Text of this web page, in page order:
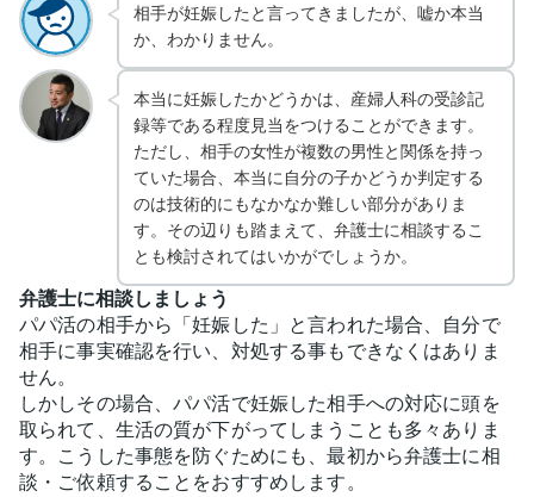
相手が妊娠したと言ってきましたが、嘘か本当
か、わかりません。
本当に妊娠したかどうかは、産婦人科の受診記
録等である程度見当をつけることができます。
ただし、相手の女性が複数の男性と関係を持っ
ていた場合、本当に自分の子かどうか判定する
のは技術的にもなかなか難しい部分がありま
す。その辺りも踏まえて、弁護士に相談するこ
とも検討されてはいかがでしょうか。
弁護士に相談しましょう
パパ活の相手から「妊娠した」と言われた場合、自分で
相手に事実確認を行い、対処する事もできなくはありま
せん。
しかしその場合、パパ活で妊娠した相手への対応に頭を
取られて、生活の質が下がってしまうことも多々ありま
す。こうした事態を防ぐためにも、最初から弁護士に相
談・ご依頼することをおすすめします。